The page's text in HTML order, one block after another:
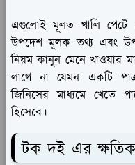
এগুলোই মূলত খালি পেটে
উপদেশ মূলক তথ্য এবং
নিয়ম কানুন মেনে খাওয়ার
লাগে না যেমন একটি
জিনিসের মাধ্যমে খেতে
হিসেবে।
টক দই এর